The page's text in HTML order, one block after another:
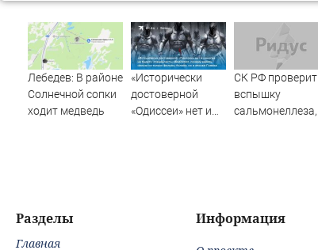
Лебедев: В районе
Солнечной сопки
ходит медведь
«Исторически
достоверной
«Одиссеи» нет и
СК РФ проверит
вспышку
сальмонеллеза,
Разделы
Главная
Информация